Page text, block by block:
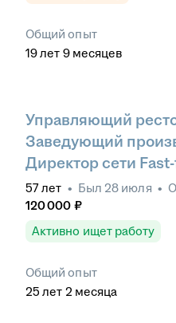
Общий опыт
19лет 9 месяцев
Управляющий
Заведующий
Директор сети
57лет • Был 28 июля •
120 000 ₽
Активно ищет работу
Общий опыт
25 лет 2 месяца